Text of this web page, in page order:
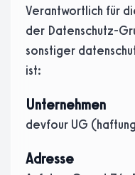
Verantwortlich für
der Datenschutz-
sonstiger
ist:
Unternehmen
devfour UG
Adresse